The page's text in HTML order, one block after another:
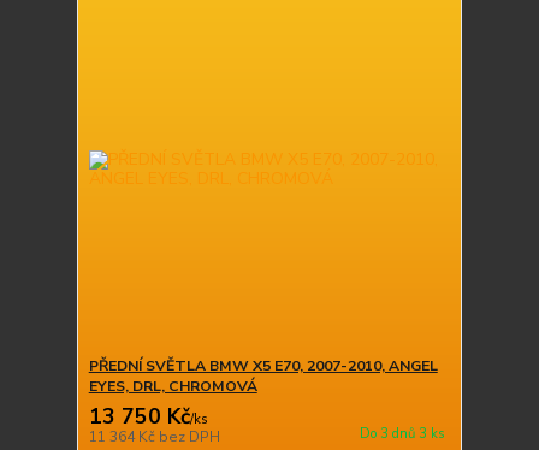
PŘEDNÍ SVĚTLA BMW X5 E70, 2007-2010, ANGEL
EYES, DRL, CHROMOVÁ
13 750 Kč/ks
11 364 Kč bez DPH Do 3 dnů 3 ks